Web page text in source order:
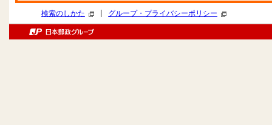
検索のしかた グループ・プライバシーポリシー